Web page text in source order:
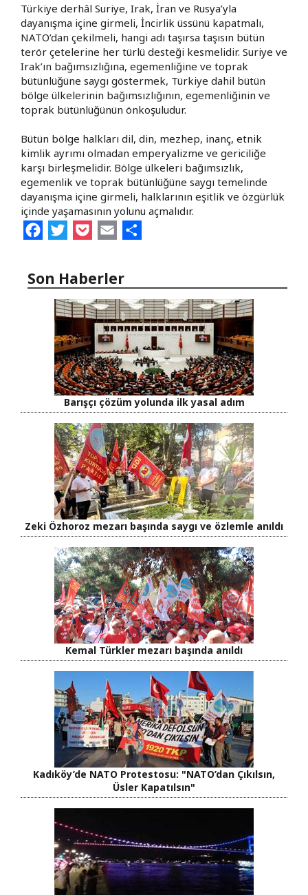
Türkiye derhâl Suriye, Irak, İran ve Rusya’yla
dayanışma içine girmeli, İncirlik üssünü kapatmalı,
NATO’dan çekilmeli, hangi adı taşırsa taşısın bütün
terör çetelerine her türlü desteği kesmelidir. Suriye ve
Irak’ın bağımsızlığına, egemenliğine ve toprak
bütünlüğüne saygı göstermek, Türkiye dahil bütün
bölge ülkelerinin bağımsızlığının, egemenliğinin ve
toprak bütünlüğünün önkoşuludur.
Bütün bölge halkları dil, din, mezhep, inanç, etnik
kimlik ayrımı olmadan emperyalizme ve gericiliğe
karşı birleşmelidir. Bölge ülkeleri bağımsızlık,
egemenlik ve toprak bütünlüğüne saygı temelinde
dayanışma içine girmeli, halklarının eşitlik ve özgürlük
içinde yaşamasının yolunu açmalıdır.
FacebookTwitterPocketEmail
Son Haberler
Barışçı çözüm yolunda ilk yasal adım
Zeki Özhoroz mezarı başında saygı ve özlemle anıldı
Kemal Türkler mezarı başında anıldı
Kadıköy’de NATO Protestosu: "NATO’dan Çıkılsın,
Üsler Kapatılsın"